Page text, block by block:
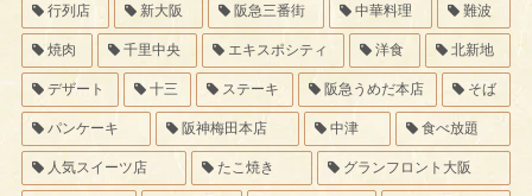
行列店 新大阪 阪急三番街 中華料理 難波
焼肉 千里中央 エキスポシティ 洋食 北新地
デザート 十三 ステーキ 阪急うめだ本店 そば
パンケーキ 阪神梅田本店 中津 食べ放題
人気スイーツ店 たこ焼き グランフロント大阪